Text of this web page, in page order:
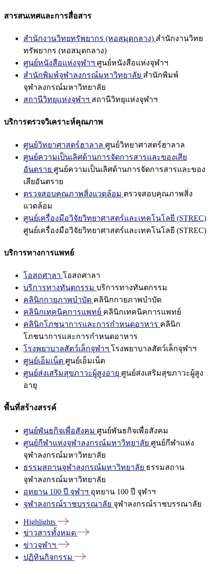
สารสนเทศและการสื่อสาร
สำนักงานวิทยทรัพยากร (หอสมุดกลาง) สำนักงานวิทย
ทรัพยากร (หอสมุดกลาง)
ศูนย์หนังสือแห่งจุฬาฯ ศูนย์หนังสือแห่งจุฬาฯ
สำนักพิมพ์จุฬาลงกรณ์มหาวิทยาลัย สำนักพิมพ์
จุฬาลงกรณ์มหาวิทยาลัย
สถานีวิทยุแห่งจุฬาฯ สถานีวิทยุแห่งจุฬาฯ
บริการตรวจวิเคราะห์คุณภาพ
ศูนย์วิทยาศาสตร์ฮาลาล ศูนย์วิทยาศาสตร์ฮาลาล
ศูนย์ความเป็นเลิศด้านการจัดการสารและของเสีย
อันตราย ศูนย์ความเป็นเลิศด้านการจัดการสารและของ
เสียอันตราย
ตรวจสอบคุณภาพสิ่งแวดล้อม ตรวจสอบคุณภาพสิ่ง
แวดล้อม
ศูนย์เครื่องมือวิจัยวิทยาศาสตร์และเทคโนโลยี (STREC)
ศูนย์เครื่องมือวิจัยวิทยาศาสตร์และเทคโนโลยี (STREC)
บริการทางการแพทย์
โอสถศาลา โอสถศาลา
บริการทางทันตกรรม บริการทางทันตกรรม
คลินิกกายภาพบำบัด คลินิกกายภาพบำบัด
คลินิกเทคนิคการแพทย์ คลินิกเทคนิคการแพทย์
คลินิกโภชนาการและการกำหนดอาหาร คลินิก
โภชนาการและการกำหนดอาหาร
โรงพยาบาลสัตว์เล็กจุฬาฯ โรงพยาบาลสัตว์เล็กจุฬาฯ
ศูนย์เอ็มเน็ต ศูนย์เอ็มเน็ต
ศูนย์ส่งเสริมสุขภาวะผู้สูงอายุ ศูนย์ส่งเสริมสุขภาวะผู้สูง
อายุ
พื้นที่สร้างสรรค์
ศูนย์พันธกิจเพื่อสังคม ศูนย์พันธกิจเพื่อสังคม
ศูนย์กีฬาแห่งจุฬาลงกรณ์มหาวิทยาลัย ศูนย์กีฬาแห่ง
จุฬาลงกรณ์มหาวิทยาลัย
ธรรมสถานจุฬาลงกรณ์มหาวิทยาลัย ธรรมสถาน
จุฬาลงกรณ์มหาวิทยาลัย
อุทยาน 100 ปี จุฬาฯ อุทยาน 100 ปี จุฬาฯ
จุฬาลงกรณ์ราชบรรณาลัย จุฬาลงกรณ์ราชบรรณาลัย
Highlights
ข่าวสารทั้งหมด
ข่าวจุฬาฯ
ปฏิทินกิจกรรม